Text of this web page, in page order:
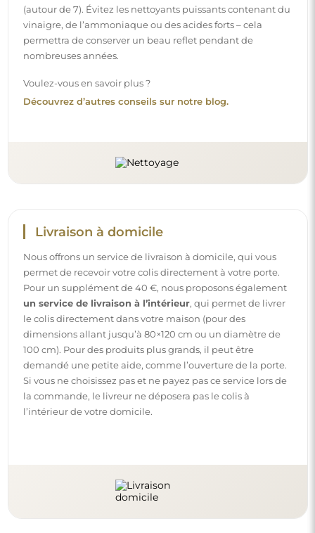
(autour de 7). Évitez les nettoyants puissants contenant du
vinaigre, de l’ammoniaque ou des acides forts – cela
permettra de conserver un beau reflet pendant de
nombreuses années.
Voulez-vous en savoir plus ?
Découvrez d’autres conseils sur notre blog.
Livraison à domicile
Nous offrons un service de livraison à domicile, qui vous
permet de recevoir votre colis directement à votre porte.
Pour un supplément de 40 €, nous proposons également
un service de livraison à l’intérieur, qui permet de livrer
le colis directement dans votre maison (pour des
dimensions allant jusqu’à 80×120 cm ou un diamètre de
100 cm). Pour des produits plus grands, il peut être
demandé une petite aide, comme l’ouverture de la porte.
Si vous ne choisissez pas et ne payez pas ce service lors de
la commande, le livreur ne déposera pas le colis à
l’intérieur de votre domicile.